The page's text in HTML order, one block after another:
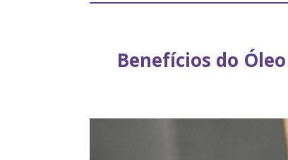
Benefícios do